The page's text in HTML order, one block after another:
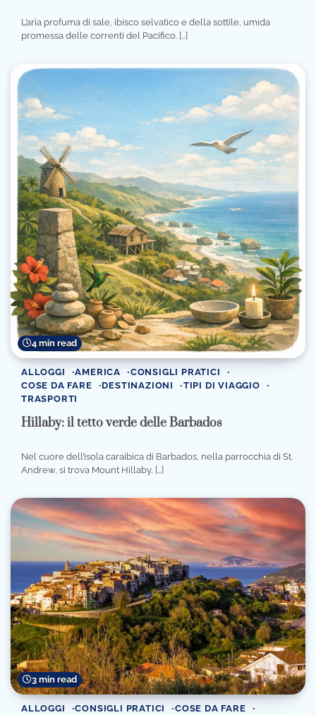
L’aria profuma di sale, ibisco selvatico e della sottile, umida
promessa delle correnti del Pacifico. […]
4 min read
ALLOGGI AMERICA
CONSIGLI PRATICI
COSE DA FARE
DESTINAZIONI
TIPI DI VIAGGIO
TRASPORTI
Hillaby: il tetto verde delle Barbados
Nel cuore dell’isola caraibica di Barbados, nella parrocchia di St.
Andrew, si trova Mount Hillaby, […]
3 min read
ALLOGGI CONSIGLI PRATICI
COSE DA FARE